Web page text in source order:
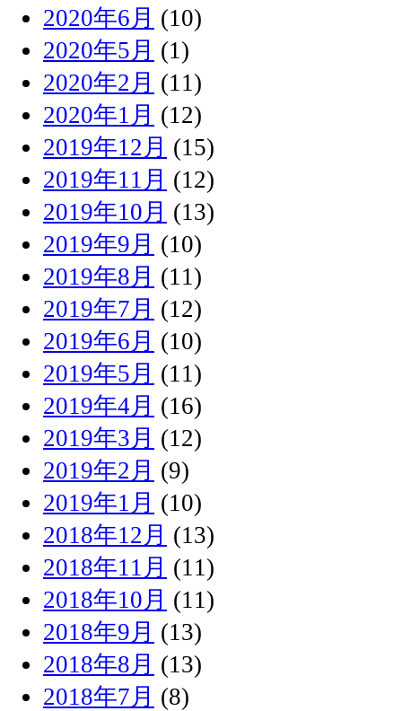
2020年6月 (10)
2020年5月 (1)
2020年2月 (11)
2020年1月 (12)
2019年12月 (15)
2019年11月 (12)
2019年10月 (13)
2019年9月 (10)
2019年8月 (11)
2019年7月 (12)
2019年6月 (10)
2019年5月 (11)
2019年4月 (16)
2019年3月 (12)
2019年2月 (9)
2019年1月 (10)
2018年12月 (13)
2018年11月 (11)
2018年10月 (11)
2018年9月 (13)
2018年8月 (13)
2018年7月 (8)